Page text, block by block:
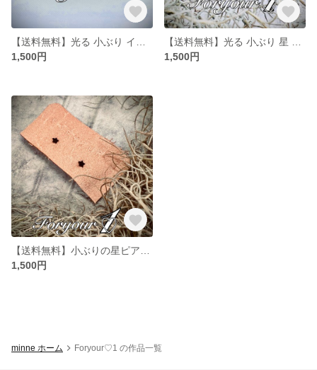
1,500円
1,500円
1,500円
minne ホーム Foryour♡1 の作品一覧